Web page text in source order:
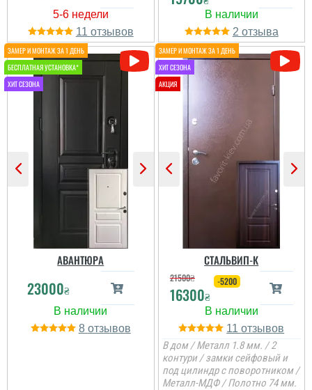
привезли інші двері в
повній комплектації,
замінили та встановили.
Всі моменти
врегулювали. Рез...
читати всі відгуки
Покупал эту дверь в
конце 2020 года,
хорошая дверь, всё
понравилось,
рекомендую цена
качество! Конечно же
цена была намного ниже
чем сейчас!...
11 2
АВАНТЮРА
23000₴
8
СТАЛЬВИП-К
21500₴
16300₴
-5200
11
В дом / Металл 1.8 мм. / 2
контури / замки сейфовый и
под цилиндр с поворотником /
Металл-МДФ / Полотно 74 мм.